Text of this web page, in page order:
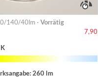
140/40lm · Vorrätig
7,90
260 lm